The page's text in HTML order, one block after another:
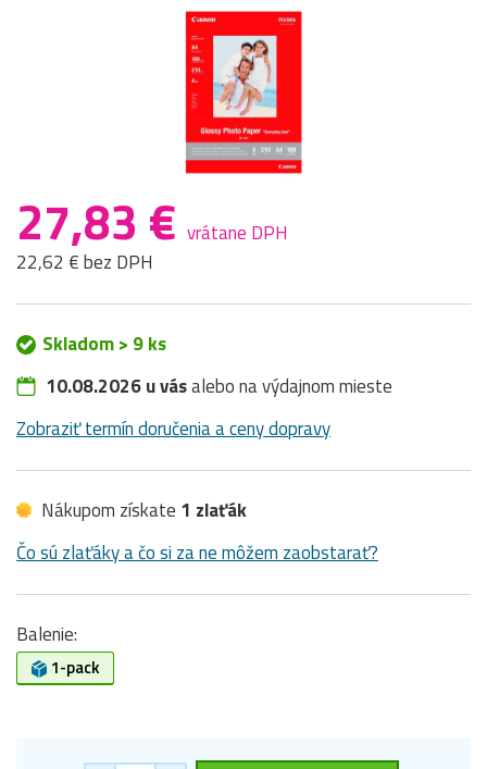
27,83 € vrátane DPH
22,62 € bez DPH
Skladom > 9 ks
10.08.2026 u vásalebo na výdajnom mieste
Zobraziť termín doručenia a ceny dopravy
Nákupom získate 1 zlaťák
Čo sú zlaťáky a čo si za ne môžem zaobstarať?
Balenie:
1-pack